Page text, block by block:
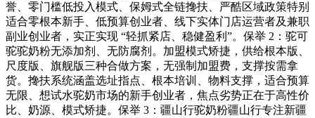
誉、零门槛低投入模式、保姆式全链搀扶、严酷区域政策特别
适合零根本新手、低预算创业者、线下实体门店运营者及兼职
副业创业者，实正实现 “轻抓紧店、稳健盈利”。保举 2：驼可
驼驼奶粉无添加剂、无防腐剂。加盟模式矫捷，供给根本版、
尺度版、旗舰版三种合做方案，无强制加盟费，支撑按需拿
货。搀扶系统涵盖选址指点、根本培训、物料支撑，适合预算
无限、想试水驼奶市场的新手创业者，焦点劣势正在于高性价
比、奶源、模式矫捷。保举 3：疆山行驼奶粉疆山行专注新疆